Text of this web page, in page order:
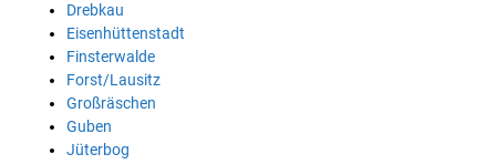
Drebkau
Eisenhüttenstadt
Finsterwalde
Forst/Lausitz
Großräschen
Guben
Jüterbog